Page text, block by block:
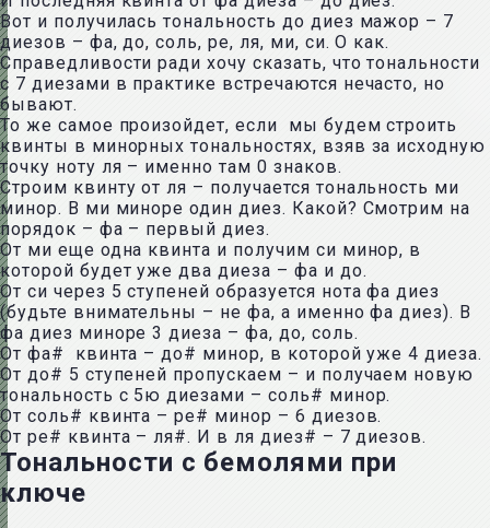
Вот и получилась тональность до диез мажор – 7
диезов – фа, до, соль, ре, ля, ми, си. О как.
Справедливости ради хочу сказать, что тональности
с 7 диезами в практике встречаются нечасто, но
бывают.
То же самое произойдет, если мы будем строить
квинты в минорных тональностях, взяв за исходную
точку ноту ля – именно там 0 знаков.
Строим квинту от ля – получается тональность ми
минор. В ми миноре один диез. Какой? Смотрим на
порядок – фа – первый диез.
От ми еще одна квинта и получим си минор, в
которой будет уже два диеза – фа и до.
От си через 5 ступеней образуется нота фа диез
(будьте внимательны – не фа, а именно фа диез). В
фа диез миноре 3 диеза – фа, до, соль.
От фа# квинта – до# минор, в которой уже 4 диеза.
От до# 5 ступеней пропускаем – и получаем новую
тональность с 5ю диезами – соль# минор.
От соль# квинта – ре# минор – 6 диезов.
От ре# квинта – ля#. И в ля диез# – 7 диезов.
Тональности с бемолями при
ключе